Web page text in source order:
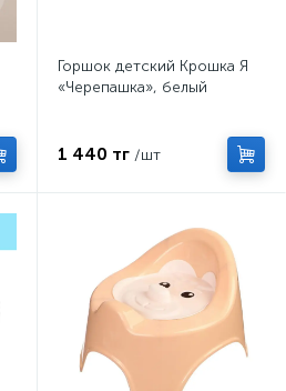
Горшок детский Крошка Я
«Черепашка», белый
1 440 тг /шт